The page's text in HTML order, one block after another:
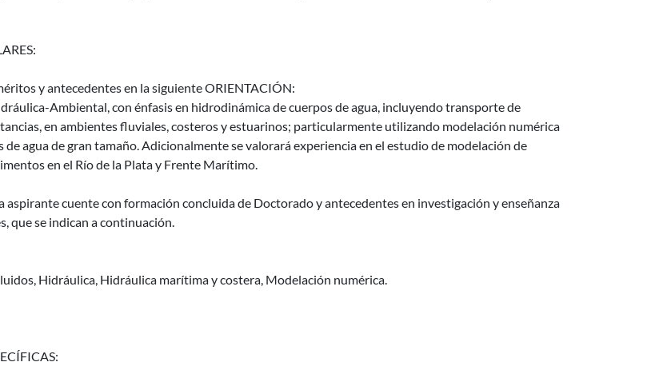
y antecedentes en la siguiente ORIENTACIÓN:
Ambiental, con énfasis en hidrodinámica de cuerpos de agua, incluyendo transporte de
en ambientes fluviales, costeros y estuarinos; particularmente utilizando modelación numérica
de agua de gran tamaño. Adicionalmente se valorará experiencia en el estudio de modelación de
en el Río de la Plata y Frente Marítimo.
aspirante cuente con formación concluida de Doctorado y antecedentes en investigación y enseñanza
que se indican a continuación.
Hidráulica, Hidráulica marítima y costera, Modelación numérica.